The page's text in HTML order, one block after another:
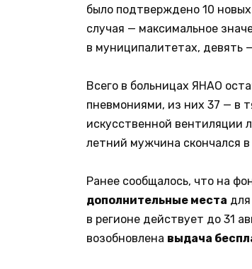
было подтверждено 10
случая — максимальное
в муниципалитетах, девять
Всего в больницах ЯНАО
пневмониями, из них 37 — в
искусственной вентиляции
летний мужчина скончался в
Ранее сообщалось, что на
дополнительные места
в регионе действует до 31
возобновлена выдача